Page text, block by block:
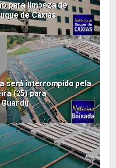
para limpeza de
de Caxias
será interrompido pela
(25) para